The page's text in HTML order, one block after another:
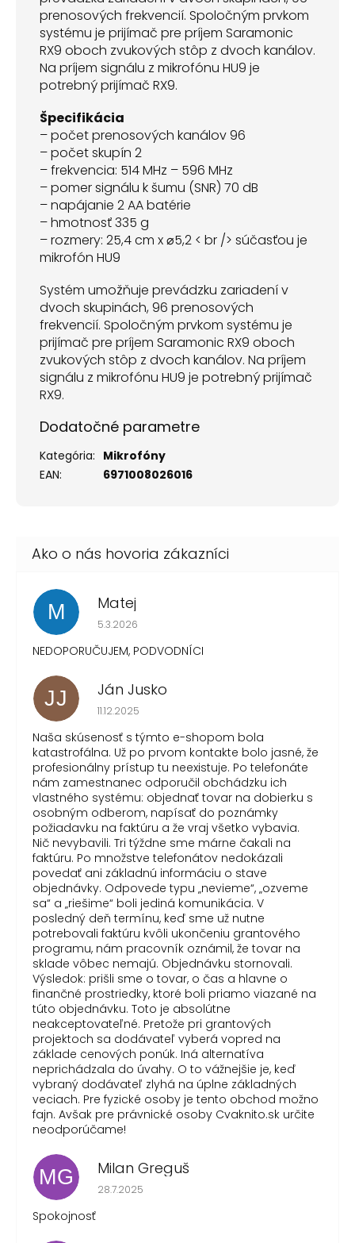
prenosových frekvencií. Spoločným prvkom
systému je prijímač pre príjem Saramonic
RX9 oboch zvukových stôp z dvoch kanálov.
Na príjem signálu z mikrofónu HU9 je
potrebný prijímač RX9.
Špecifikácia
– počet prenosových kanálov 96
– počet skupín 2
– frekvencia: 514 MHz – 596 MHz
– pomer signálu k šumu (SNR) 70 dB
– napájanie 2 AA batérie
– hmotnosť 335 g
– rozmery: 25,4 cm x ⌀5,2 < br /> súčasťou je
mikrofón HU9
Systém umožňuje prevádzku zariadení v
dvoch skupinách, 96 prenosových
frekvencií. Spoločným prvkom systému je
prijímač pre príjem Saramonic RX9 oboch
zvukových stôp z dvoch kanálov. Na príjem
signálu z mikrofónu HU9 je potrebný prijímač
RX9.
Dodatočné parametre
Kategória: Mikrofóny
EAN: 6971008026016
M Matej
Hodnotenie obchodu je 1 z 5 hviezdičiek.
5.3.2026
NEDOPORUČUJEM, PODVODNÍCI
JJ Ján Jusko
Hodnotenie obchodu je 1 z 5 hviezdičiek.
11.12.2025
Naša skúsenosť s týmto e-shopom bola
katastrofálna. Už po prvom kontakte bolo jasné, že
profesionálny prístup tu neexistuje. Po telefonáte
nám zamestnanec odporučil obchádzku ich
vlastného systému: objednať tovar na dobierku s
osobným odberom, napísať do poznámky
požiadavku na faktúru a že vraj všetko vybavia.
Nič nevybavili. Tri týždne sme márne čakali na
faktúru. Po množstve telefonátov nedokázali
povedať ani základnú informáciu o stave
objednávky. Odpovede typu „nevieme“, „ozveme
sa“ a „riešime“ boli jediná komunikácia. V
posledný deň termínu, keď sme už nutne
potrebovali faktúru kvôli ukončeniu grantového
programu, nám pracovník oznámil, že tovar na
sklade vôbec nemajú. Objednávku stornovali.
Výsledok: prišli sme o tovar, o čas a hlavne o
finančné prostriedky, ktoré boli priamo viazané na
túto objednávku. Toto je absolútne
neakceptovateľné. Pretože pri grantových
projektoch sa dodávateľ vyberá vopred na
základe cenových ponúk. Iná alternatíva
neprichádzala do úvahy. O to vážnejšie je, keď
vybraný dodávateľ zlyhá na úplne základných
veciach. Pre fyzické osoby je tento obchod možno
fajn. Avšak pre právnické osoby Cvaknito.sk určite
neodporúčame!
MG Milan Greguš
Hodnotenie obchodu je 5 z 5 hviezdičiek.
28.7.2025
Spokojnosť